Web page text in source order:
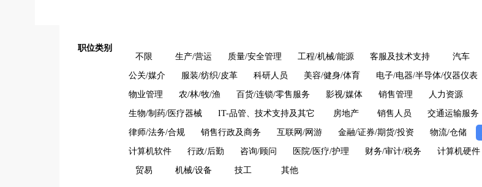
职位类别
不限
生产/营运 质量/安全管理 工程/机械/能源 客服及技术支持 汽车
公关/媒介 服装/纺织/皮革 科研人员 美容/健身/体育 电子/电器/半导体/仪器仪表
物业管理 农/林/牧/渔 百货/连锁/零售服务 影视/媒体 销售管理 人力资源
生物/制药/医疗器械 IT-品管、技术支持及其它 房地产 销售人员 交通运输服务
律师/法务/合规 销售行政及商务 互联网/网游 金融/证券/期货/投资 物流/仓储
计算机软件 行政/后勤 咨询/顾问 医院/医疗/护理 财务/审计/税务 计算机硬件
贸易 机械/设备 技工 其他